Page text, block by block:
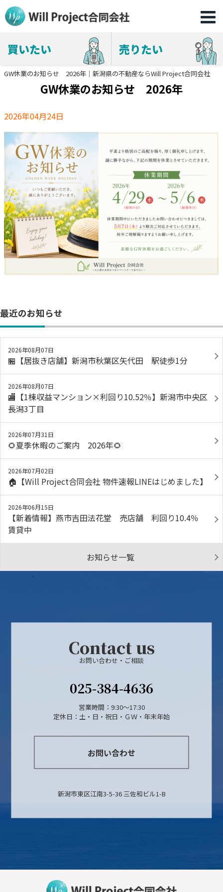
買いたい 売りたい
GW休業のお知らせ 2026年｜新潟県の不動産ならWill Project合同会社
GW休業のお知らせ 2026年
2026年04月24日
最近のお知らせ
2026年08月07日
🏪【居抜き店舗】新潟市秋葉区矢代田 駅徒歩1分
2026年08月07日
🏬【1棟収益マンション×利回り10.52％】新潟市中央区
長潟3丁目
2026年07月31日
🌻夏季休暇のご案内 2026年🌻
2026年07月02日
🏠【Will Project合同会社 物件速報LINEはじめました】
2026年06月15日
【新着情報】燕市吉田法花堂 売店舗 利回り10.4％
賃貸中
お知らせ一覧
Contact us
お問い合わせ・ご相談
025-384-4636
営業時間：9:30～17:30
定休日：土・日・祝日・ＧＷ・年末年始
お問い合わせ
新潟市東区江南3-5-36 三佐和ビル1-B